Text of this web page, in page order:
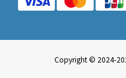
Copyright © 2024-